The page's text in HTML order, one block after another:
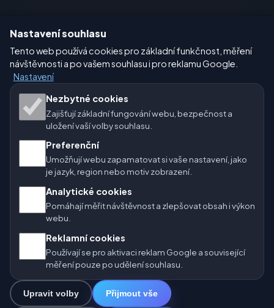
Nastavení
Naše weby o počasí:
🇨🇿 Česko 🇭🇷 Chorvatsko 🇧🇬 Bulharsko
🇩🇪🇦🇹🇨🇭 Německo / Rakousko / Švýcarsko
🌎 Latinská Amerika a Španělsko
🇮🇳 Jižní a jihovýchodní Asie
Provozovatel: Spolek Minizoo.cz z.s. | IČO: 21135550 |
info@pocasi.online
© 2026 Počasí Online · Meteorologická data: MET Norway · Open-
Meteo. Výstrahy počasí: ČHMÚ.
Nastavení souhlasu
Tento web používá cookies pro základní funkčnost, měření
návštěvnosti a po vašem souhlasu i pro reklamu Google.
Nastavení
Nezbytné cookies
Zajišťují základní fungování webu, bezpečnost a
uložení vaší volby souhlasu.
Preferenční
Umožňují webu zapamatovat si vaše nastavení, jako
je jazyk, region nebo motiv zobrazení.
Analytické cookies
Pomáhají měřit návštěvnost a zlepšovat obsah i výkon
webu.
Reklamní cookies
Používají se pro aktivaci reklam Google a související
měření pouze po udělení souhlasu.
Upravit volby Přijmout vše